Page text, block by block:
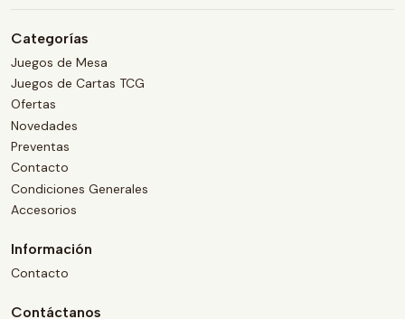
Categorías
Juegos de Mesa
Juegos de Cartas TCG
Ofertas
Novedades
Preventas
Contacto
Condiciones Generales
Accesorios
Información
Contacto
Contáctanos